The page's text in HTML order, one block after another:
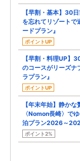
【早割・基本】30
を忘れてリゾートで
ードプラン』
ポイントUP
【早割・料理UP】
のコースがリーズナ
ラプラン』
ポイントUP
【年末年始】静か
〈Nomon長崎〉で
泊プラン2026～
ポイント2%